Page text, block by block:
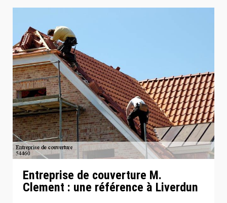
Entreprise de couverture M.
Clement : une référence à Liverdun